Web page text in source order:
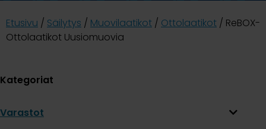
Etusivu / Säilytys / Muovilaatikot / Ottolaatikot / ReBOX-
Ottolaatikot Uusiomuovia
Kategoriat
Varastot